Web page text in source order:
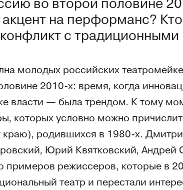
во второй половине
на перформанс?
с традиционными
молодых российских
2010‑х: время, когда
власти — была трендом. К тому
которых условно можно
краю), родившихся в 1980‑х.
Юрий Квятковский,
примеров режиссеров, которые в
театр и перестали